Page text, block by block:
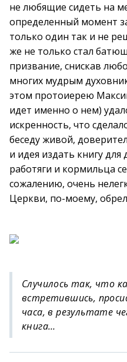
не любящие сидеть на
определенный момент
только один так и не
же не только стал
призвание, снискав
многих мудрым
этом протоиерею
идет именно о нем)
искренность, что
беседу живой,
и идея издать книгу
работяги и кормильца
сожалению, очень
Церкви, по-моему,
Случилось так, что
встретившись,
часа, в результате
книга…